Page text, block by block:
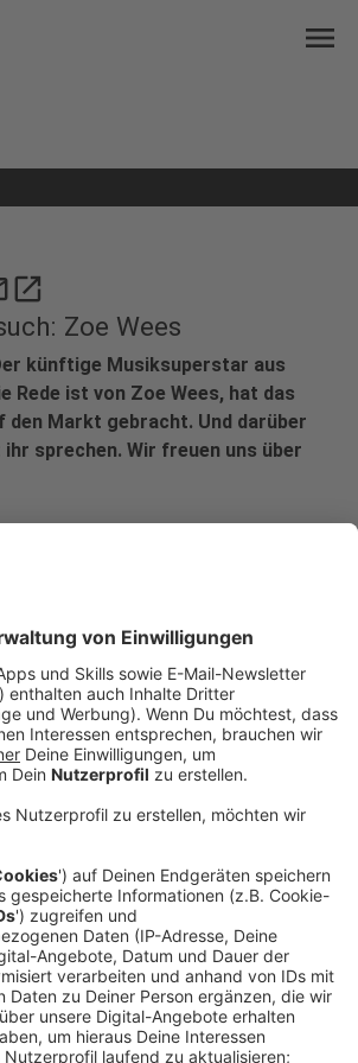
menu
open_in_new
Zoe Wees
künftige Musiksuperstar aus
Rede ist von Zoe Wees, hat das
den Markt gebracht. Und darüber
sprechen. Wir freuen uns über
Debütalbum zu veröffentlichen,
Bei Sängerin Zoe Wees verwundert
mischt die 21 Jahre alte
erst seit gestern die deutsche
- bisher aber noch ohne eigene
ist nun ihr erstes Album
Viele Dinge, Situationen und
auf diesem Album thematisiert.
möchten wir von ihr erfahren. Wir
daher zum Interview eingeladen. Das
mit Zoe hört ihr im Anschluss hier.